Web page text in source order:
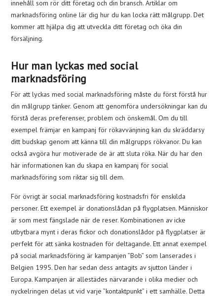
innehåll som rör ditt företag och din bransch. Artiklar om
marknadsföring online lär dig hur du kan locka rätt målgrupp. Det
kommer att hjälpa dig att utveckla ditt företag och öka din
försäljning.
Hur man lyckas med social
marknadsföring
För att lyckas med social marknadsföring måste du först förstå hur
din målgrupp tänker. Genom att genomföra undersökningar kan du
förstå deras preferenser, problem och önskemål. Om du till
exempel främjar en kampanj för rökavvänjning kan du skräddarsy
ditt budskap genom att känna till din målgrupps rökvanor. Du kan
också avgöra hur motiverade de är att sluta röka. När du har den
här informationen kan du skapa en kampanj för social
marknadsföring som riktar sig till dem.
För övrigt är social marknadsföring kostnadsfri för enskilda
personer. Ett exempel är donationslådan på flygplatsen. Människor
är som mest fängslade när de reser. Kombinationen av icke
utbytbara mynt i deras fickor och donationslådor på flygplatser är
perfekt för att sänka kostnaden för deltagande. Ett annat exempel
på social marknadsföring är kampanjen ”Bob” som lanserades i
Belgien 1995. Den har sedan dess antagits av sjutton länder i
Europa. Kampanjen är allestädes närvarande i olika medier och
nyckelringen delas ut vid varje ”kontaktpunkt” i ett samhälle. Detta